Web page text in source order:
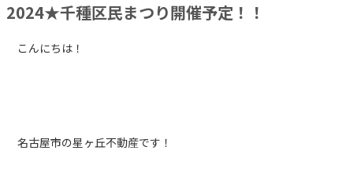
2024★千種区民まつり開催予定！！
こんにちは！
名古屋市の星ヶ丘不動産です！